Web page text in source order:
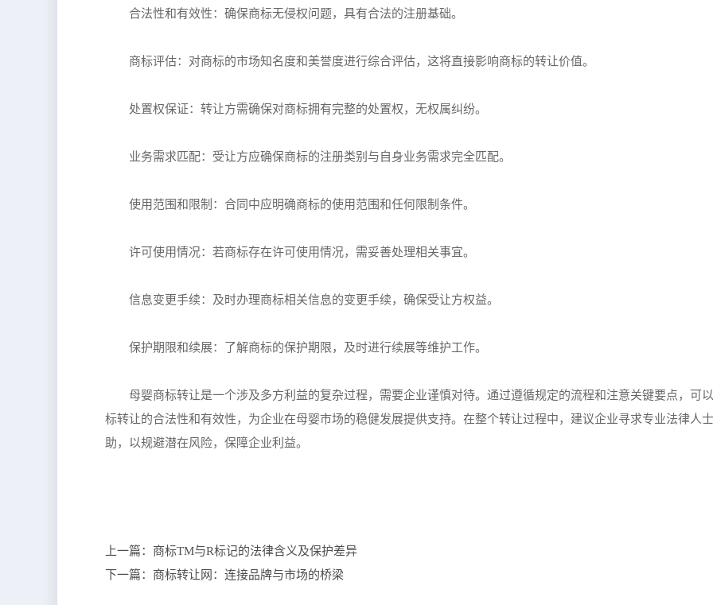
合法性和有效性：确保商标无侵权问题，具有合法的注册基础。
商标评估：对商标的市场知名度和美誉度进行综合评估，这将直接影响商标的转让价值。
处置权保证：转让方需确保对商标拥有完整的处置权，无权属纠纷。
业务需求匹配：受让方应确保商标的注册类别与自身业务需求完全匹配。
使用范围和限制：合同中应明确商标的使用范围和任何限制条件。
许可使用情况：若商标存在许可使用情况，需妥善处理相关事宜。
信息变更手续：及时办理商标相关信息的变更手续，确保受让方权益。
保护期限和续展：了解商标的保护期限，及时进行续展等维护工作。
母婴商标转让是一个涉及多方利益的复杂过程，需要企业谨慎对待。通过遵循规定的流程和注意关键要点，可
标转让的合法性和有效性，为企业在母婴市场的稳健发展提供支持。在整个转让过程中，建议企业寻求专业法律人
助，以规避潜在风险，保障企业利益。
上一篇： 商标TM与R标记的法律含义及保护差异
下一篇： 商标转让网：连接品牌与市场的桥梁